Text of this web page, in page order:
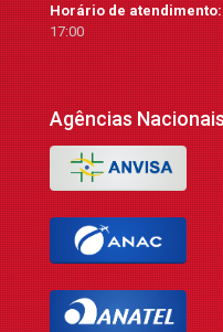
Horário de atendimento:
17:00
Agências